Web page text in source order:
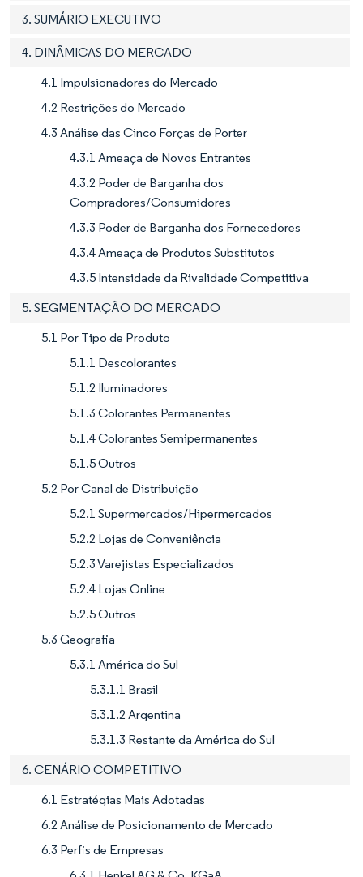
3. SUMÁRIO EXECUTIVO
4. DINÂMICAS DO MERCADO
4.1 Impulsionadores do Mercado
4.2 Restrições do Mercado
4.3 Análise das Cinco Forças de Porter
4.3.1 Ameaça de Novos Entrantes
4.3.2 Poder de Barganha dos
Compradores/Consumidores
4.3.3 Poder de Barganha dos Fornecedores
4.3.4 Ameaça de Produtos Substitutos
4.3.5 Intensidade da Rivalidade Competitiva
5. SEGMENTAÇÃO DO MERCADO
5.1 Por Tipo de Produto
5.1.1 Descolorantes
5.1.2 Iluminadores
5.1.3 Colorantes Permanentes
5.1.4 Colorantes Semipermanentes
5.1.5 Outros
5.2 Por Canal de Distribuição
5.2.1 Supermercados/Hipermercados
5.2.2 Lojas de Conveniência
5.2.3 Varejistas Especializados
5.2.4 Lojas Online
5.2.5 Outros
5.3 Geografia
5.3.1 América do Sul
5.3.1.1 Brasil
5.3.1.2 Argentina
5.3.1.3 Restante da América do Sul
6. CENÁRIO COMPETITIVO
6.1 Estratégias Mais Adotadas
6.2 Análise de Posicionamento de Mercado
6.3 Perfis de Empresas